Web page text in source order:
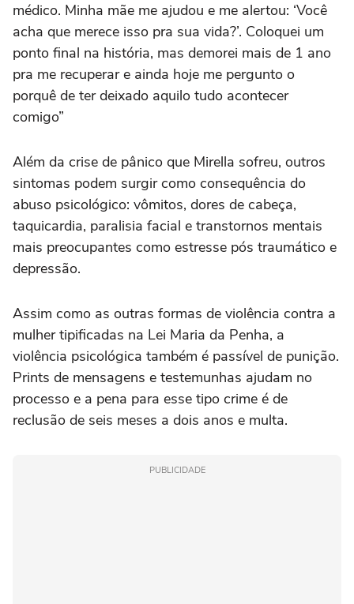
médico. Minha mãe me ajudou e me alertou: ‘Você
acha que merece isso pra sua vida?’. Coloquei um
ponto final na história, mas demorei mais de 1 ano
pra me recuperar e ainda hoje me pergunto o
porquê de ter deixado aquilo tudo acontecer
comigo”
Além da crise de pânico que Mirella sofreu, outros
sintomas podem surgir como consequência do
abuso psicológico: vômitos, dores de cabeça,
taquicardia, paralisia facial e transtornos mentais
mais preocupantes como estresse pós traumático e
depressão.
Assim como as outras formas de violência contra a
mulher tipificadas na Lei Maria da Penha, a
violência psicológica também é passível de punição.
Prints de mensagens e testemunhas ajudam no
processo e a pena para esse tipo crime é de
reclusão de seis meses a dois anos e multa.
PUBLICIDADE